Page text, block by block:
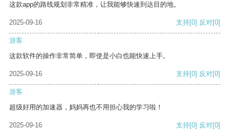
这款app的路线规划非常精准，让我能够快速到达目的地。
2025-09-16 支持[0] 反对[0]
游客
这款软件的操作非常简单，即使是小白也能快速上手。
2025-09-16 支持[0] 反对[0]
游客
超级好用的加速器，妈妈再也不用担心我的学习啦！
2025-09-16 支持[0] 反对[0]